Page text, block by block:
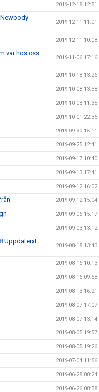
2019-12-18 12:51
Newbody
2019-12-11 11:01
2019-12-11 10:08
var hos oss
2019-11-06 17:16
2019-10-18 13:26
2019-10-08 13:38
2019-10-08 11:35
2019-10-01 22:36
2019-09-30 15:11
2019-09-25 12:41
2019-09-17 10:40
2019-09-13 17:41
2019-09-12 16:02
2019-09-12 15:04
2019-09-06 15:17
2019-09-03 13:12
Uppdaterat
2019-08-18 13:43
2019-08-16 10:13
2019-08-16 09:58
2019-08-13 16:21
2019-08-07 17:07
2019-08-07 13:14
2019-08-05 19:57
2019-08-05 19:26
2019-07-04 11:56
2019-06-28 08:24
2019-06-26 08:38